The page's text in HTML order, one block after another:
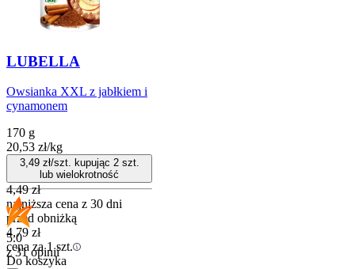
LUBELLA
Owsianka XXL z jabłkiem i
cynamonem
170 g
20,53 zł/kg
3,49zł/szt. kupując 2szt.
lub wielokrotność
4,49 zł
najniższa cena z 30 dni
przed obniżką
4,79 zł
cena za 1 szt.
Do koszyka
5.0
z 31 opinii